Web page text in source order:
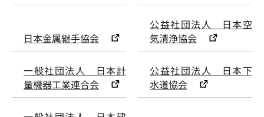
日本金属継手協会
公益社団法人 日本空
気清浄協会
一般社団法人 日本計
量機器工業連合会
公益社団法人 日本下
水道協会